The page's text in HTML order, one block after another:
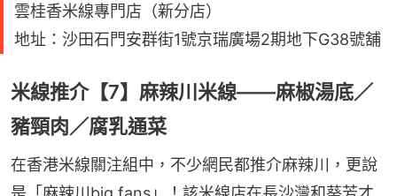
雲桂香米線專門店（新分店）
地址：沙田石門安群街1號京瑞廣場2期地下G38號舖
米線推介【7】麻辣川米線——麻椒湯底／
豬頸肉／腐乳通菜
在香港米線關注組中，不少網民都推介麻辣川，更說